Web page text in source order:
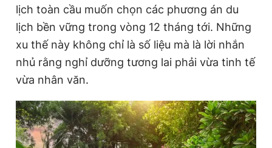
Đọc Thanh Niên trên điện thoại
Theo dõi báo trên
Hotline Liên hệ quảng cáo
lịch toàn cầu muốn chọn các phương án du
lịch bền vững trong vòng 12 tháng tới. Những
xu thế này không chỉ là số liệu mà là lời nhắn
nhủ rằng nghỉ dưỡng tương lai phải vừa tinh tế
vừa nhân văn.